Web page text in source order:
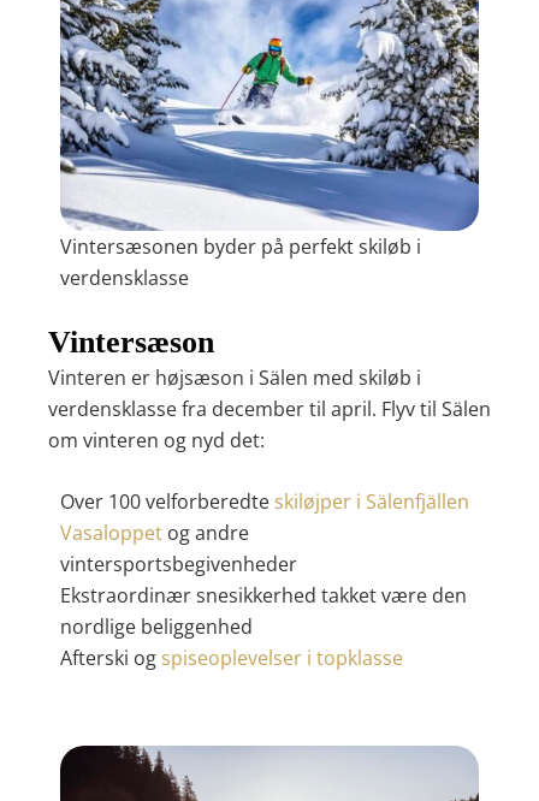
Vintersæsonen byder på perfekt skiløb i
verdensklasse
Vintersæson
Vinteren er højsæson i Sälen med skiløb i
verdensklasse fra december til april. Flyv til Sälen
om vinteren og nyd det:
Over 100 velforberedte skiløjper i Sälenfjällen
Vasaloppet og andre
vintersportsbegivenheder
Ekstraordinær snesikkerhed takket være den
nordlige beliggenhed
Afterski og spiseoplevelser i topklasse